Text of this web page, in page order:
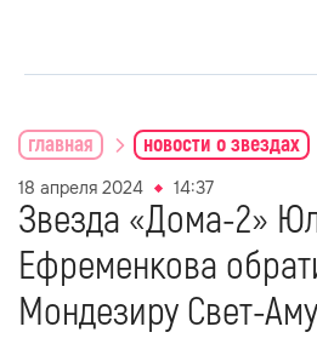
главная новости о звездах
18 апреля 2024 14:37
Звезда «Дома-2»
Ефременкова
Мондезиру Свет-